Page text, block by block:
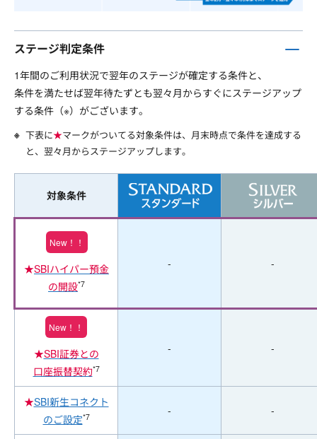
ステージ判定条件
1年間のご利用状況で翌年のステージが確定する条件と、
条件を満たせば翌年待たずとも翌々月からすぐにステージアップ
する条件（※）がございます。
下表に★マークがついてる対象条件は、月末時点で条件を達成する
と、翌々月からステージアップします。
対象条件
New！！
★SBIハイパー預金
の開設*7
- -
New！！
★SBI証券との
口座振替契約*7
- -
★SBI新生コネクト
のご設定*7 - -